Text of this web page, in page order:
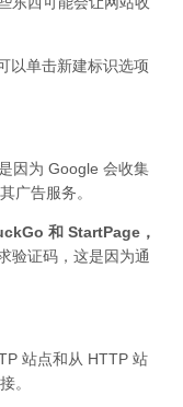
以单击新建标识选项
因为 Google 会收集
广告服务。
和 StartPage，
验证码，这是因为通
站点和从 HTTP 站
。